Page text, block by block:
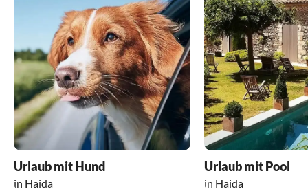
Urlaub mit Hund
in Haida
Urlaub mit Pool
in Haida